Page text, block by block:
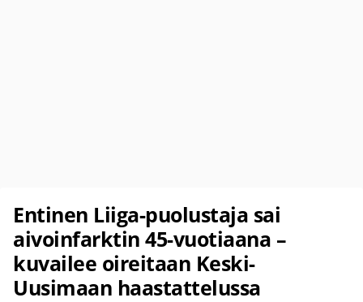
Entinen Liiga-puolustaja sai
aivoinfarktin 45-vuotiaana –
kuvailee oireitaan Keski-
Uusimaan haastattelussa